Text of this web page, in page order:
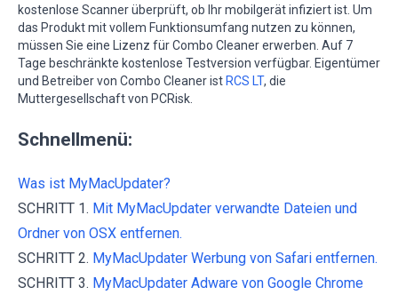
kostenlose Scanner überprüft, ob Ihr mobilgerät infiziert ist. Um
das Produkt mit vollem Funktionsumfang nutzen zu können,
müssen Sie eine Lizenz für Combo Cleaner erwerben. Auf 7
Tage beschränkte kostenlose Testversion verfügbar. Eigentümer
und Betreiber von Combo Cleaner istRCS LT, die
Muttergesellschaft von PCRisk.
Schnellmenü:
Was ist MyMacUpdater?
SCHRITT 1. Mit MyMacUpdater verwandte Dateien und
Ordner von OSX entfernen.
SCHRITT 2. MyMacUpdater Werbung von Safari entfernen.
SCHRITT 3. MyMacUpdater Adware von Google Chrome